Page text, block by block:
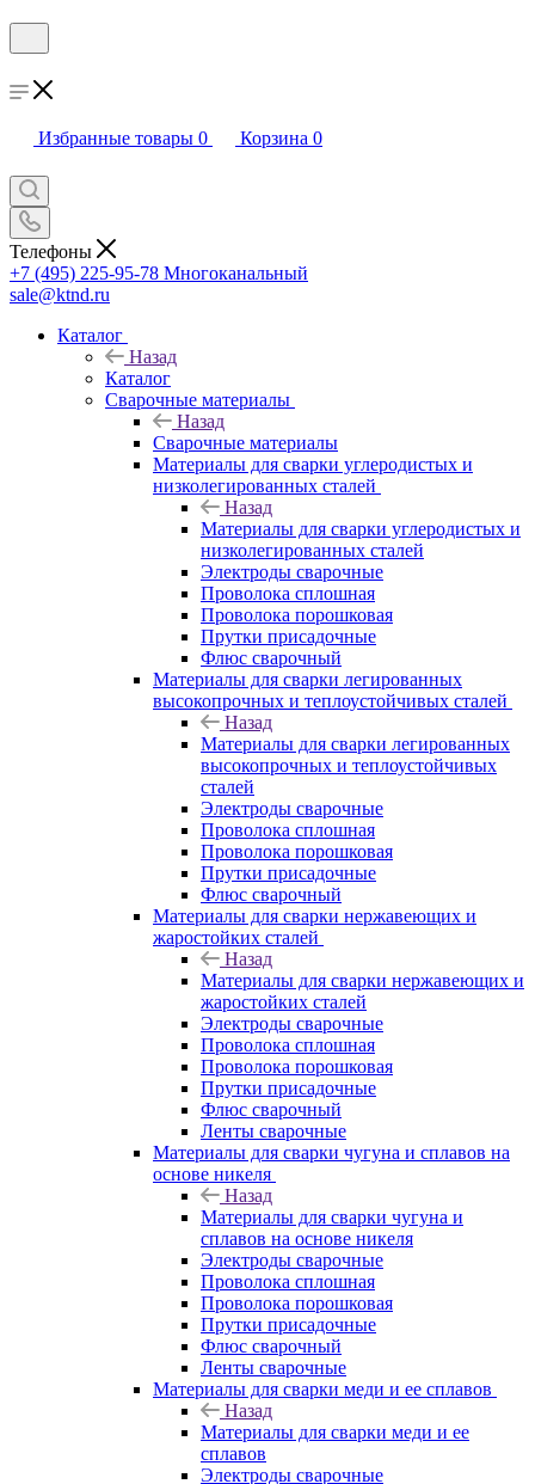
Избранные товары 0 Корзина 0
Телефоны
+7 (495) 225-95-78 Многоканальный
sale@ktnd.ru
Каталог
Назад
Каталог
Сварочные материалы
Назад
Сварочные материалы
Материалы для сварки углеродистых и
низколегированных сталей
Назад
Материалы для сварки углеродистых и
низколегированных сталей
Электроды сварочные
Проволока сплошная
Проволока порошковая
Прутки присадочные
Флюс сварочный
Материалы для сварки легированных
высокопрочных и теплоустойчивых сталей
Назад
Материалы для сварки легированных
высокопрочных и теплоустойчивых
сталей
Электроды сварочные
Проволока сплошная
Проволока порошковая
Прутки присадочные
Флюс сварочный
Материалы для сварки нержавеющих и
жаростойких сталей
Назад
Материалы для сварки нержавеющих и
жаростойких сталей
Электроды сварочные
Проволока сплошная
Проволока порошковая
Прутки присадочные
Флюс сварочный
Ленты сварочные
Материалы для сварки чугуна и сплавов на
основе никеля
Назад
Материалы для сварки чугуна и
сплавов на основе никеля
Электроды сварочные
Проволока сплошная
Проволока порошковая
Прутки присадочные
Флюс сварочный
Ленты сварочные
Материалы для сварки меди и ее сплавов
Назад
Материалы для сварки меди и ее
сплавов
Электроды сварочные